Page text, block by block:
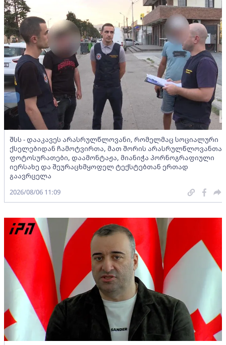
შსს - დააკავეს არასრულწლოვანი, რომელმაც სოციალური
ქსელებიდან ჩამოტვირთა, მათ შორის არასრულწლოვანთა
ფოტოსურათები, დაამონტაჟა, მიანიჭა პორნოგრაფიული
იერსახე და შეურაცხმყოფელ ტექსტებთან ერთად
გაავრცელა
2026/08/06 11:09